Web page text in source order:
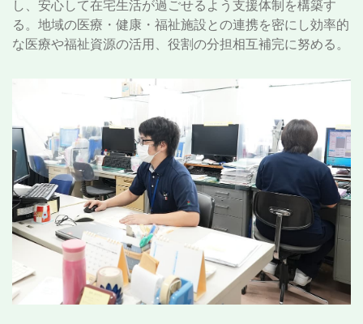
し、安心して在宅生活が過ごせるよう支援体制を構築す
る。地域の医療・健康・福祉施設との連携を密にし効率的
な医療や福祉資源の活用、役割の分担相互補完に努める。